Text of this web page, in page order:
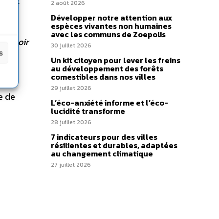
de
2 août 2026
Développer notre attention aux
espèces vivantes non humaines
avec les communs de Zoepolis
30 juillet 2026
Un kit citoyen pour lever les freins
au développement des forêts
comestibles dans nos villes
29 juillet 2026
L’éco-anxiété informe et l’éco-
lucidité transforme
28 juillet 2026
7 indicateurs pour des villes
résilientes et durables, adaptées
au changement climatique
27 juillet 2026